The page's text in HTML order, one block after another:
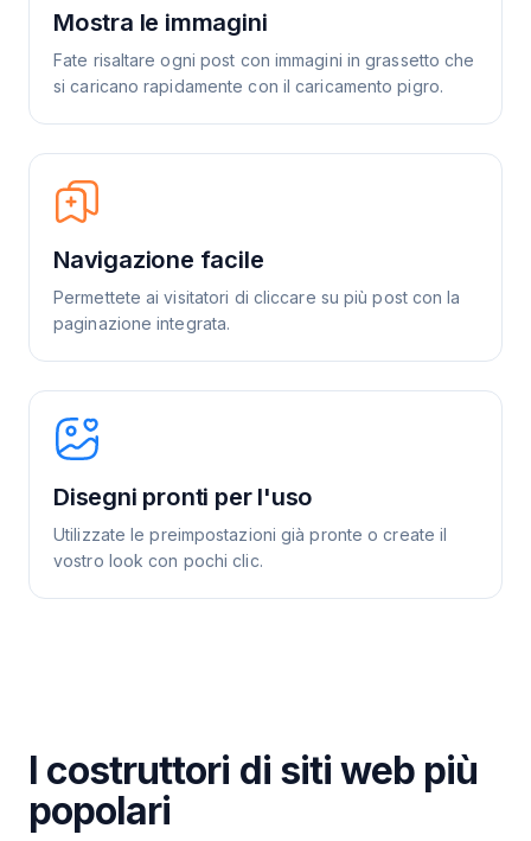
Mostra le immagini
Fate risaltare ogni post con immagini in grassetto che
si caricano rapidamente con il caricamento pigro.
Navigazione facile
Permettete ai visitatori di cliccare su più post con la
paginazione integrata.
Disegni pronti per l'uso
Utilizzate le preimpostazioni già pronte o create il
vostro look con pochi clic.
I costruttori di siti web più
popolari